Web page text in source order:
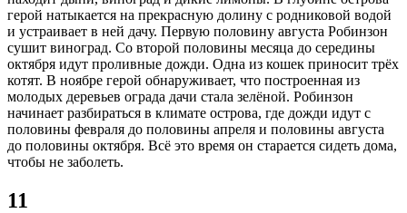
герой натыкается на прекрасную долину с родниковой водой
и устраивает в ней дачу. Первую половину августа Робинзон
сушит виноград. Со второй половины месяца до середины
октября идут проливные дожди. Одна из кошек приносит трёх
котят. В ноябре герой обнаруживает, что построенная из
молодых деревьев ограда дачи стала зелёной. Робинзон
начинает разбираться в климате острова, где дожди идут с
половины февраля до половины апреля и половины августа
до половины октября. Всё это время он старается сидеть дома,
чтобы не заболеть.
11